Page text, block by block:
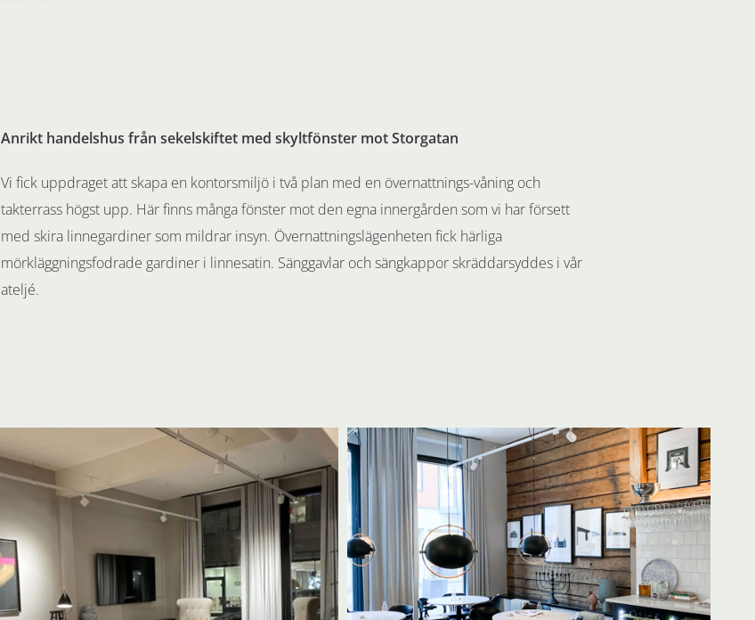
Anrikt handelshus från sekelskiftet med skyltfönster mot Storgatan
Vi fick uppdraget att skapa en kontorsmiljö i två plan med en övernattnings-våning och
takterrass högst upp. Här finns många fönster mot den egna innergården som vi har försett
med skira linnegardiner som mildrar insyn. Övernattningslägenheten fick härliga
mörkläggningsfodrade gardiner i linnesatin. Sänggavlar och sängkappor skräddarsyddes i vår
ateljé.